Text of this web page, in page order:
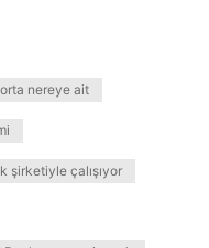
nereye ait
şirketiyle çalışıyor